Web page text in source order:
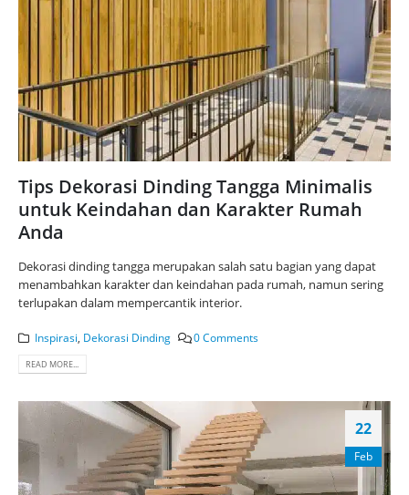
Tips Dekorasi Dinding Tangga Minimalis
untuk Keindahan dan Karakter Rumah
Anda
Dekorasi dinding tangga merupakan salah satu bagian yang dapat
menambahkan karakter dan keindahan pada rumah, namun sering
terlupakan dalam mempercantik interior.
Inspirasi, Dekorasi Dinding 0 Comments
READ MORE...
22
Feb